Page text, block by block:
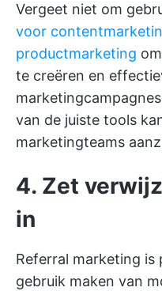
Vergeet niet om
voor
productmarketing
te creëren en
van de juiste tools
marketingteams
4. Zet
in
Referral marketing is
gebruik maken van